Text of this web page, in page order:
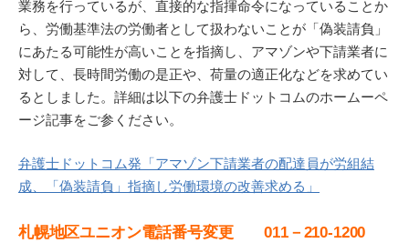
業務を行っているが、直接的な指揮命令になっていることか
ら、労働基準法の労働者として扱わないことが「偽装請負」
にあたる可能性が高いことを指摘し、アマゾンや下請業者に
対して、長時間労働の是正や、荷量の適正化などを求めてい
るとしました。詳細は以下の弁護士ドットコムのホームーペ
ージ記事をご参ください。
弁護士ドットコム発「アマゾン下請業者の配達員が労組結
成、「偽装請負」指摘し労働環境の改善求める」
札幌地区ユニオン電話番号変更 011－210-1200